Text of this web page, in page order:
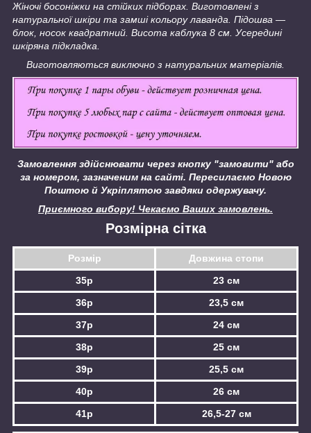
Жіночі босоніжки на стійких підборах. Виготовлені з
натуральної шкіри та замші кольору лаванда. Підошва —
блок, носок квадратний. Висота каблука 8 см. Усередині
шкіряна підкладка.
Виготовляються виключно з натуральних матеріалів.
Замовлення здійснювати через кнопку "замовити" або
за номером, зазначеним на сайті. Пересилаємо Новою
Поштою й Укріплятою завдяки одержувачу.
Приємного вибору! Чекаємо Ваших замовлень.
Розмір Довжина стопи
Розмірна сітка
35р
23 см
36р
23,5 см
37р
24 см
38р
25 см
39р
25,5 см
40р
26 см
41р
26,5-27 см